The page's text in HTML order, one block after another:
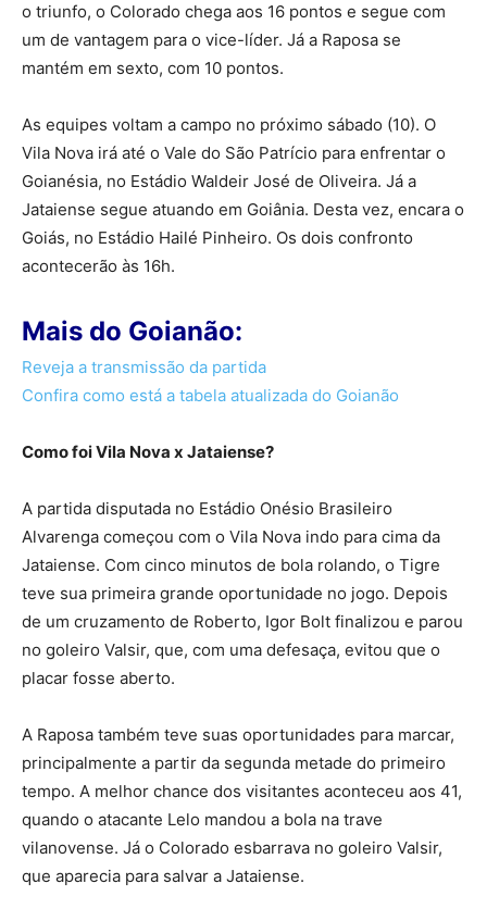
o triunfo, o Colorado chega aos 16 pontos e segue com
um de vantagem para o vice-líder. Já a Raposa se
mantém em sexto, com 10 pontos.
As equipes voltam a campo no próximo sábado (10). O
Vila Nova irá até o Vale do São Patrício para enfrentar o
Goianésia, no Estádio Waldeir José de Oliveira. Já a
Jataiense segue atuando em Goiânia. Desta vez, encara o
Goiás, no Estádio Hailé Pinheiro. Os dois confronto
acontecerão às 16h.
Mais do Goianão:
Reveja a transmissão da partida
Confira como está a tabela atualizada do Goianão
Como foi Vila Nova x Jataiense?
A partida disputada no Estádio Onésio Brasileiro
Alvarenga começou com o Vila Nova indo para cima da
Jataiense. Com cinco minutos de bola rolando, o Tigre
teve sua primeira grande oportunidade no jogo. Depois
de um cruzamento de Roberto, Igor Bolt finalizou e parou
no goleiro Valsir, que, com uma defesaça, evitou que o
placar fosse aberto.
A Raposa também teve suas oportunidades para marcar,
principalmente a partir da segunda metade do primeiro
tempo. A melhor chance dos visitantes aconteceu aos 41,
quando o atacante Lelo mandou a bola na trave
vilanovense. Já o Colorado esbarrava no goleiro Valsir,
que aparecia para salvar a Jataiense.